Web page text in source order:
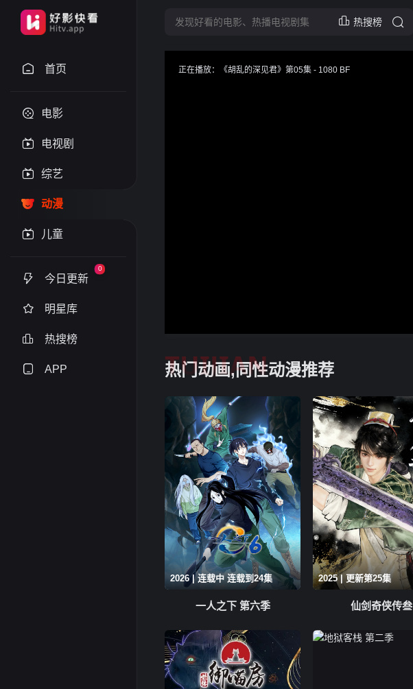
热搜榜
首页
电影
电视剧
综艺
动漫
儿童
今日更新
0
明星库
热搜榜
APP
正在播放：《胡乱的深见君》第05集 - 1080 BF
热门动画,同性动漫推荐
TUIJIAN
2026 | 连载中 连载到24集
一人之下 第六季
2025 | 更新第25集
仙剑奇侠传叁